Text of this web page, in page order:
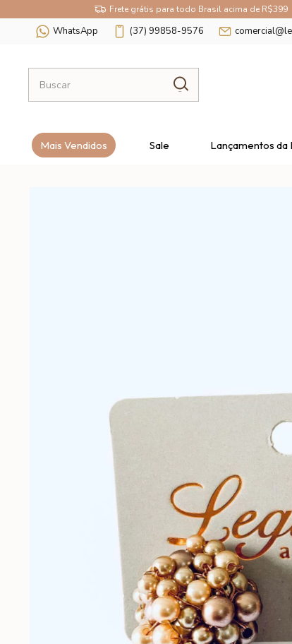
Frete grátis para todo Brasil acima de R$399
WhatsApp (37) 99858-9576
Mais Vendidos Sale Lançamentos da